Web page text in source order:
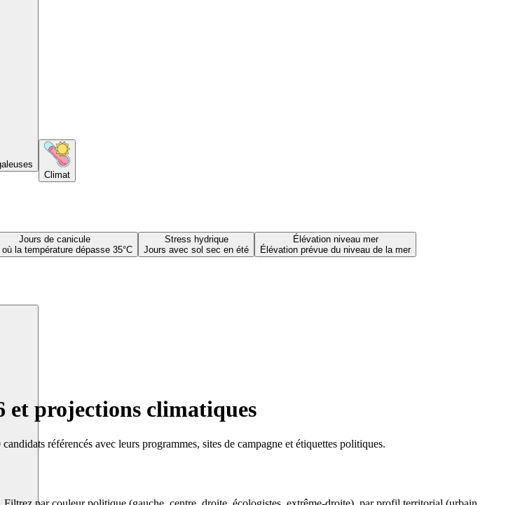
Climat
Jours de canicule
la température dépasse 35°C
Stress hydrique
Jours avec sol sec en été
Élévation niveau mer
Élévation prévue du niveau de la mer
projections climatiques
référencés avec leurs programmes, sites de campagne et étiquettes politiques.